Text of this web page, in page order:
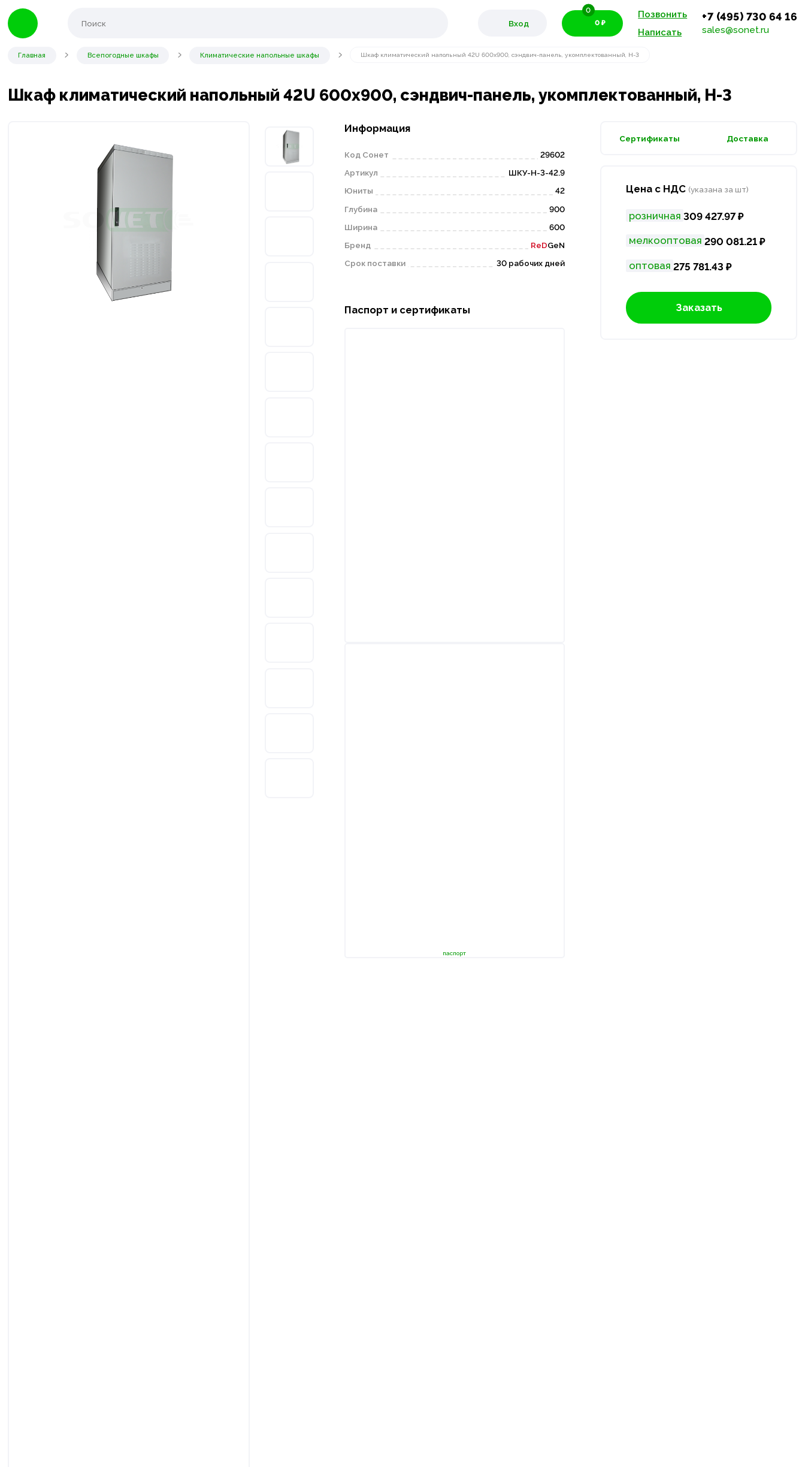
Вход 0 ₽
0
Позвонить
Написать
+7 (495) 730 64 16
sales@sonet.ru
Главная Всепогодные шкафы Климатические напольные шкафы Шкаф климатический напольный 42U 600х900, сэндвич-панель, укомплектованный, Н-3
Шкаф климатический напольный 42U 600х900, сэндвич-панель, укомплектованный, Н-3
Информация
Код Сонет
29602
Артикул
ШКУ-Н-3-42.9
Юниты
42
Глубина
900
Ширина
600
Бренд
ReDGeN
Срок поставки
30 рабочих дней
Паспорт и сертификаты
паспорт
Сертификаты Доставка
Цена с НДС (указана за шт)
розничная 309 427.97 ₽
мелкооптовая 290 081.21 ₽
оптовая 275 781.43 ₽
Заказать